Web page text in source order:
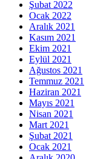
Şubat 2022
Ocak 2022
Aralık 2021
Kasım 2021
Ekim 2021
Eylül 2021
Ağustos 2021
Temmuz 2021
Haziran 2021
Mayıs 2021
Nisan 2021
Mart 2021
Şubat 2021
Ocak 2021